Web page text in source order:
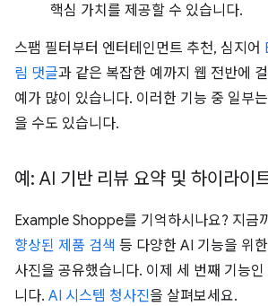
핵심 가치를 제공할 수 있습니다.
스팸 필터부터 엔터테인먼트 추천, 심지어
림 댓글과 같은 복잡한 예까지 웹 전반에
예가 많이 있습니다. 이러한 기능 중 일부
을 수도 있습니다.
예: AI 기반 리뷰 요약 및 하이라이
Example Shoppe를 기억하시나요? 지금
향상된 제품 검색 등 다양한 AI 기능을 위
사진을 공유했습니다. 이제 세 번째 기능
니다. AI 시스템 청사진을 살펴보세요.